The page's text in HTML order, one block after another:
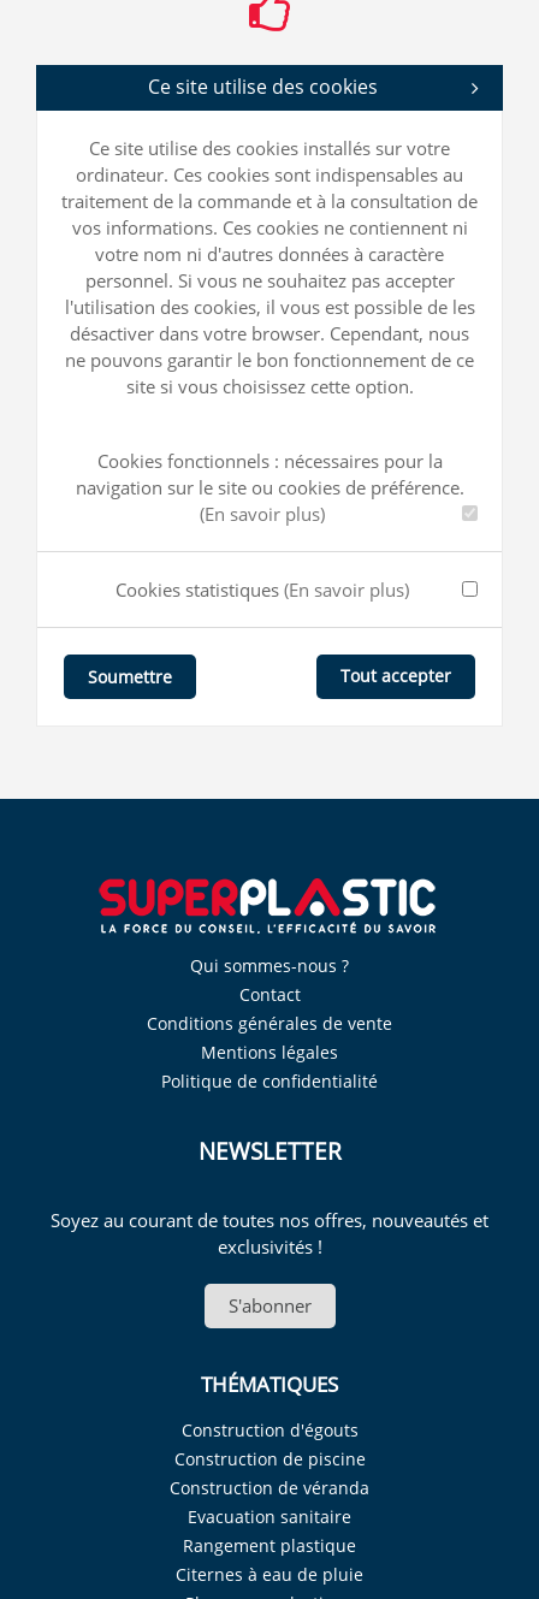
Ce site utilise des cookies
Ce site utilise des cookies installés sur votre
ordinateur. Ces cookies sont indispensables au
traitement de la commande et à la consultation de
vos informations. Ces cookies ne contiennent ni
votre nom ni d'autres données à caractère
personnel. Si vous ne souhaitez pas accepter
l'utilisation des cookies, il vous est possible de les
désactiver dans votre browser. Cependant, nous
ne pouvons garantir le bon fonctionnement de ce
site si vous choisissez cette option.
Cookies fonctionnels : nécessaires pour la
navigation sur le site ou cookies de préférence.
(En savoir plus)
Cookies statistiques (En savoir plus)
Soumettre Tout accepter
Qui sommes-nous ?
Contact
Conditions générales de vente
Mentions légales
Politique de confidentialité
NEWSLETTER
Soyez au courant de toutes nos offres, nouveautés et
exclusivités !
S'abonner
THÉMATIQUES
Construction d'égouts
Construction de piscine
Construction de véranda
Evacuation sanitaire
Rangement plastique
Citernes à eau de pluie